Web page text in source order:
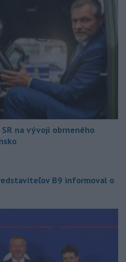
na vývoji obrneného
B9 informoval o